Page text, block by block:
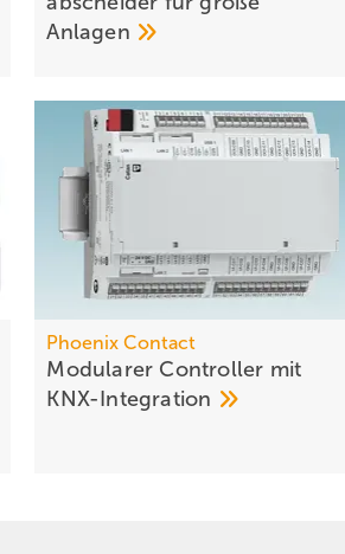
Anlagen
Phoenix Contact
Modularer Controller mit
KNX-Integration